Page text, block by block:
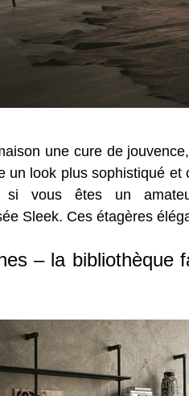
une cure de
un look plus sophistiqué
si vous êtes un
Sleek. Ces étagères
– la